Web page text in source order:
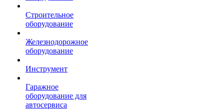
Строительное
оборудование
Железнодорожное
оборудование
Инструмент
Гаражное
оборудование для
автосервиса